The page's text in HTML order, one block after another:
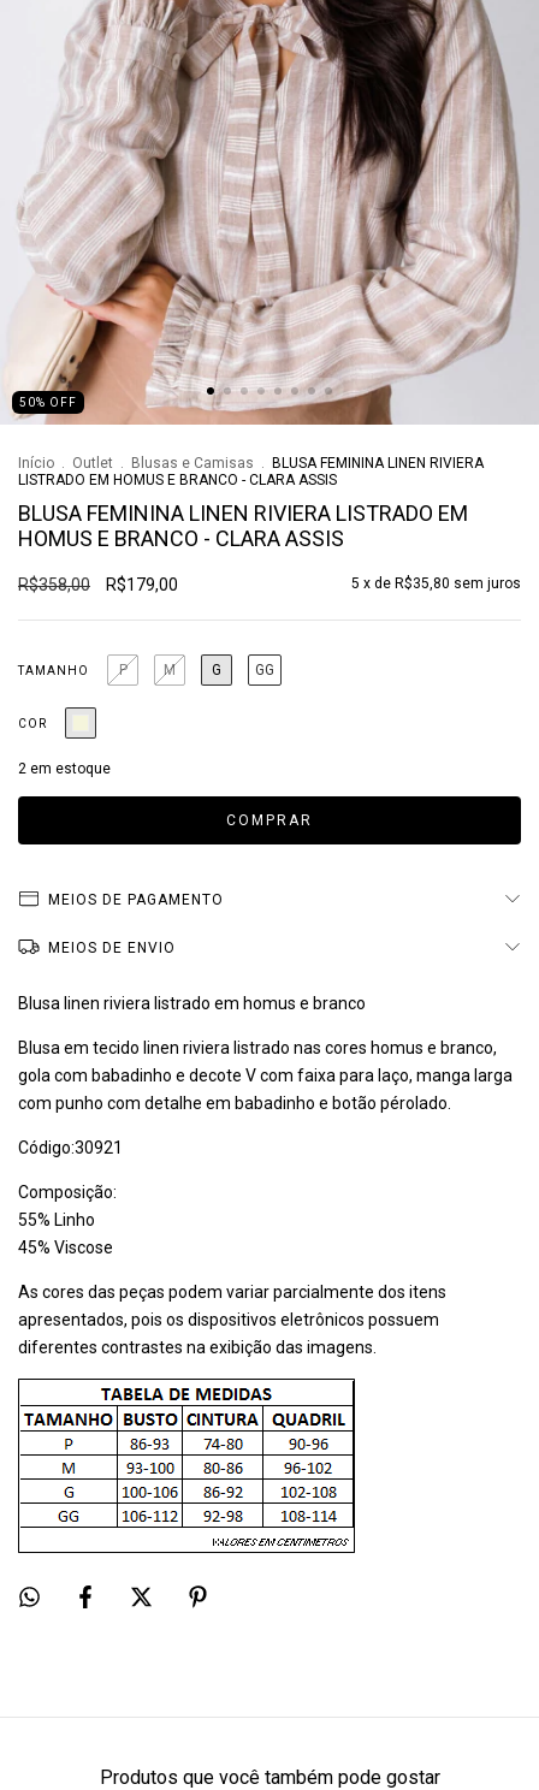
50% OFF
Início . Outlet . Blusas e Camisas .
BLUSA FEMININA LINEN RIVIERA
LISTRADO EM HOMUS E BRANCO - CLARA ASSIS
BLUSA FEMININA LINEN RIVIERA LISTRADO EM
HOMUS E BRANCO - CLARA ASSIS
R$358,00 R$179,00 5 x de R$35,80 sem juros
TAMANHO P M G GG
COR
2 em estoque
MEIOS DE PAGAMENTO
MEIOS DE ENVIO
Blusa linen riviera listrado em homus e branco
Blusa em tecido linen riviera listrado nas cores homus e branco,
gola com babadinho e decote V com faixa para laço, manga larga
com punho com detalhe em babadinho e botão pérolado.
Código:30921
Composição:
55% Linho
45% Viscose
As cores das peças podem variar parcialmente dos itens
apresentados, pois os dispositivos eletrônicos possuem
diferentes contrastes na exibição das imagens.
Produtos que você também pode gostar